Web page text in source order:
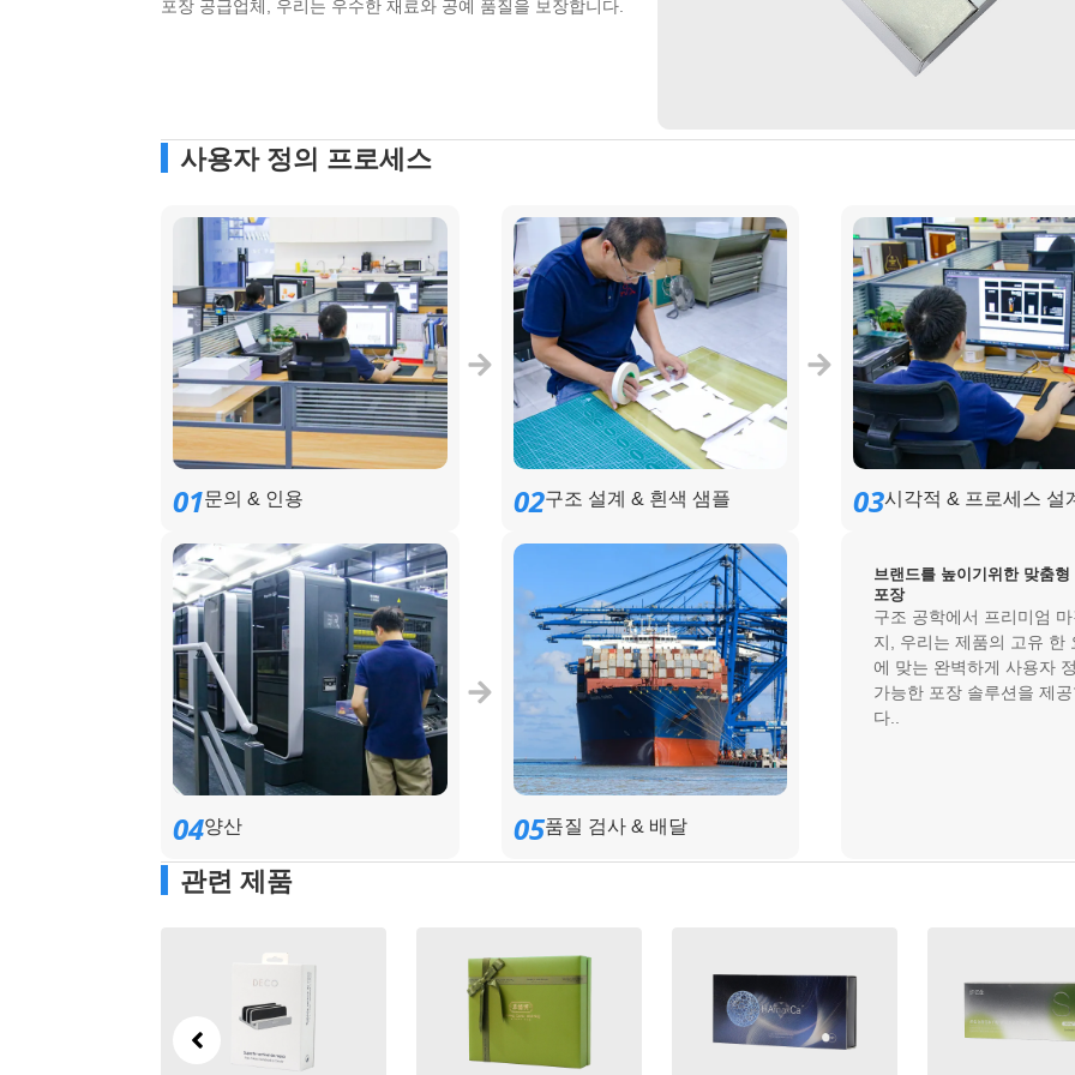
포장 공급업체, 우리는 우수한 재료와 공예 품질을 보장합니다.
사용자 정의 프로세스
01문의 & 인용 02구조 설계 & 흰색 샘플 03시각적 & 프로세스 설
04양산 05품질 검사 & 배달
브랜드를 높이기위한 맞춤형
포장
구조 공학에서 프리미엄
지, 우리는 제품의 고유 한
에 맞는 완벽하게 사용자
가능한 포장 솔루션을 제
다..
관련 제품